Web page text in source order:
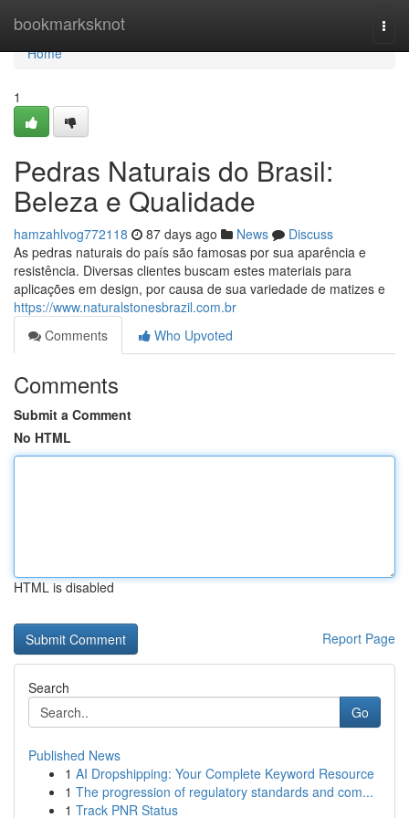
bookmarksknot
Home
Home
1
Pedras Naturais do Brasil:
Beleza e Qualidade
hamzahlvog772118 87 days ago News
Discuss
As pedras naturais do país são famosas por sua aparência e
resistência. Diversas clientes buscam estes materiais para
aplicações em design, por causa de sua variedade de matizes e
https://www.naturalstonesbrazil.com.br
Comments
Who Upvoted
Comments
Submit a Comment
No HTML
HTML is disabled
Report Page
Search
Go
Published News
1 AI Dropshipping: Your Complete Keyword Resource
1 The progression of regulatory standards and com...
1 Track PNR Status